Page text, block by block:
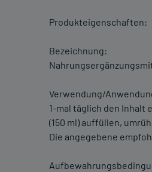
Produkteigenschaften:
Bezeichnung:
Verwendung/
1-mal täglich den Inhalt
(150 ml) auffüllen,
Die angegebene